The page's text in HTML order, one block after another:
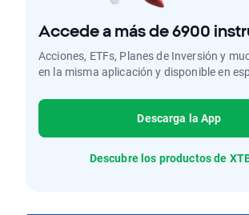
Accede a más de 6900
Acciones, ETFs, Planes de Inversión y
en la misma aplicación y disponible en
Descarga la App
Descubre los productos de